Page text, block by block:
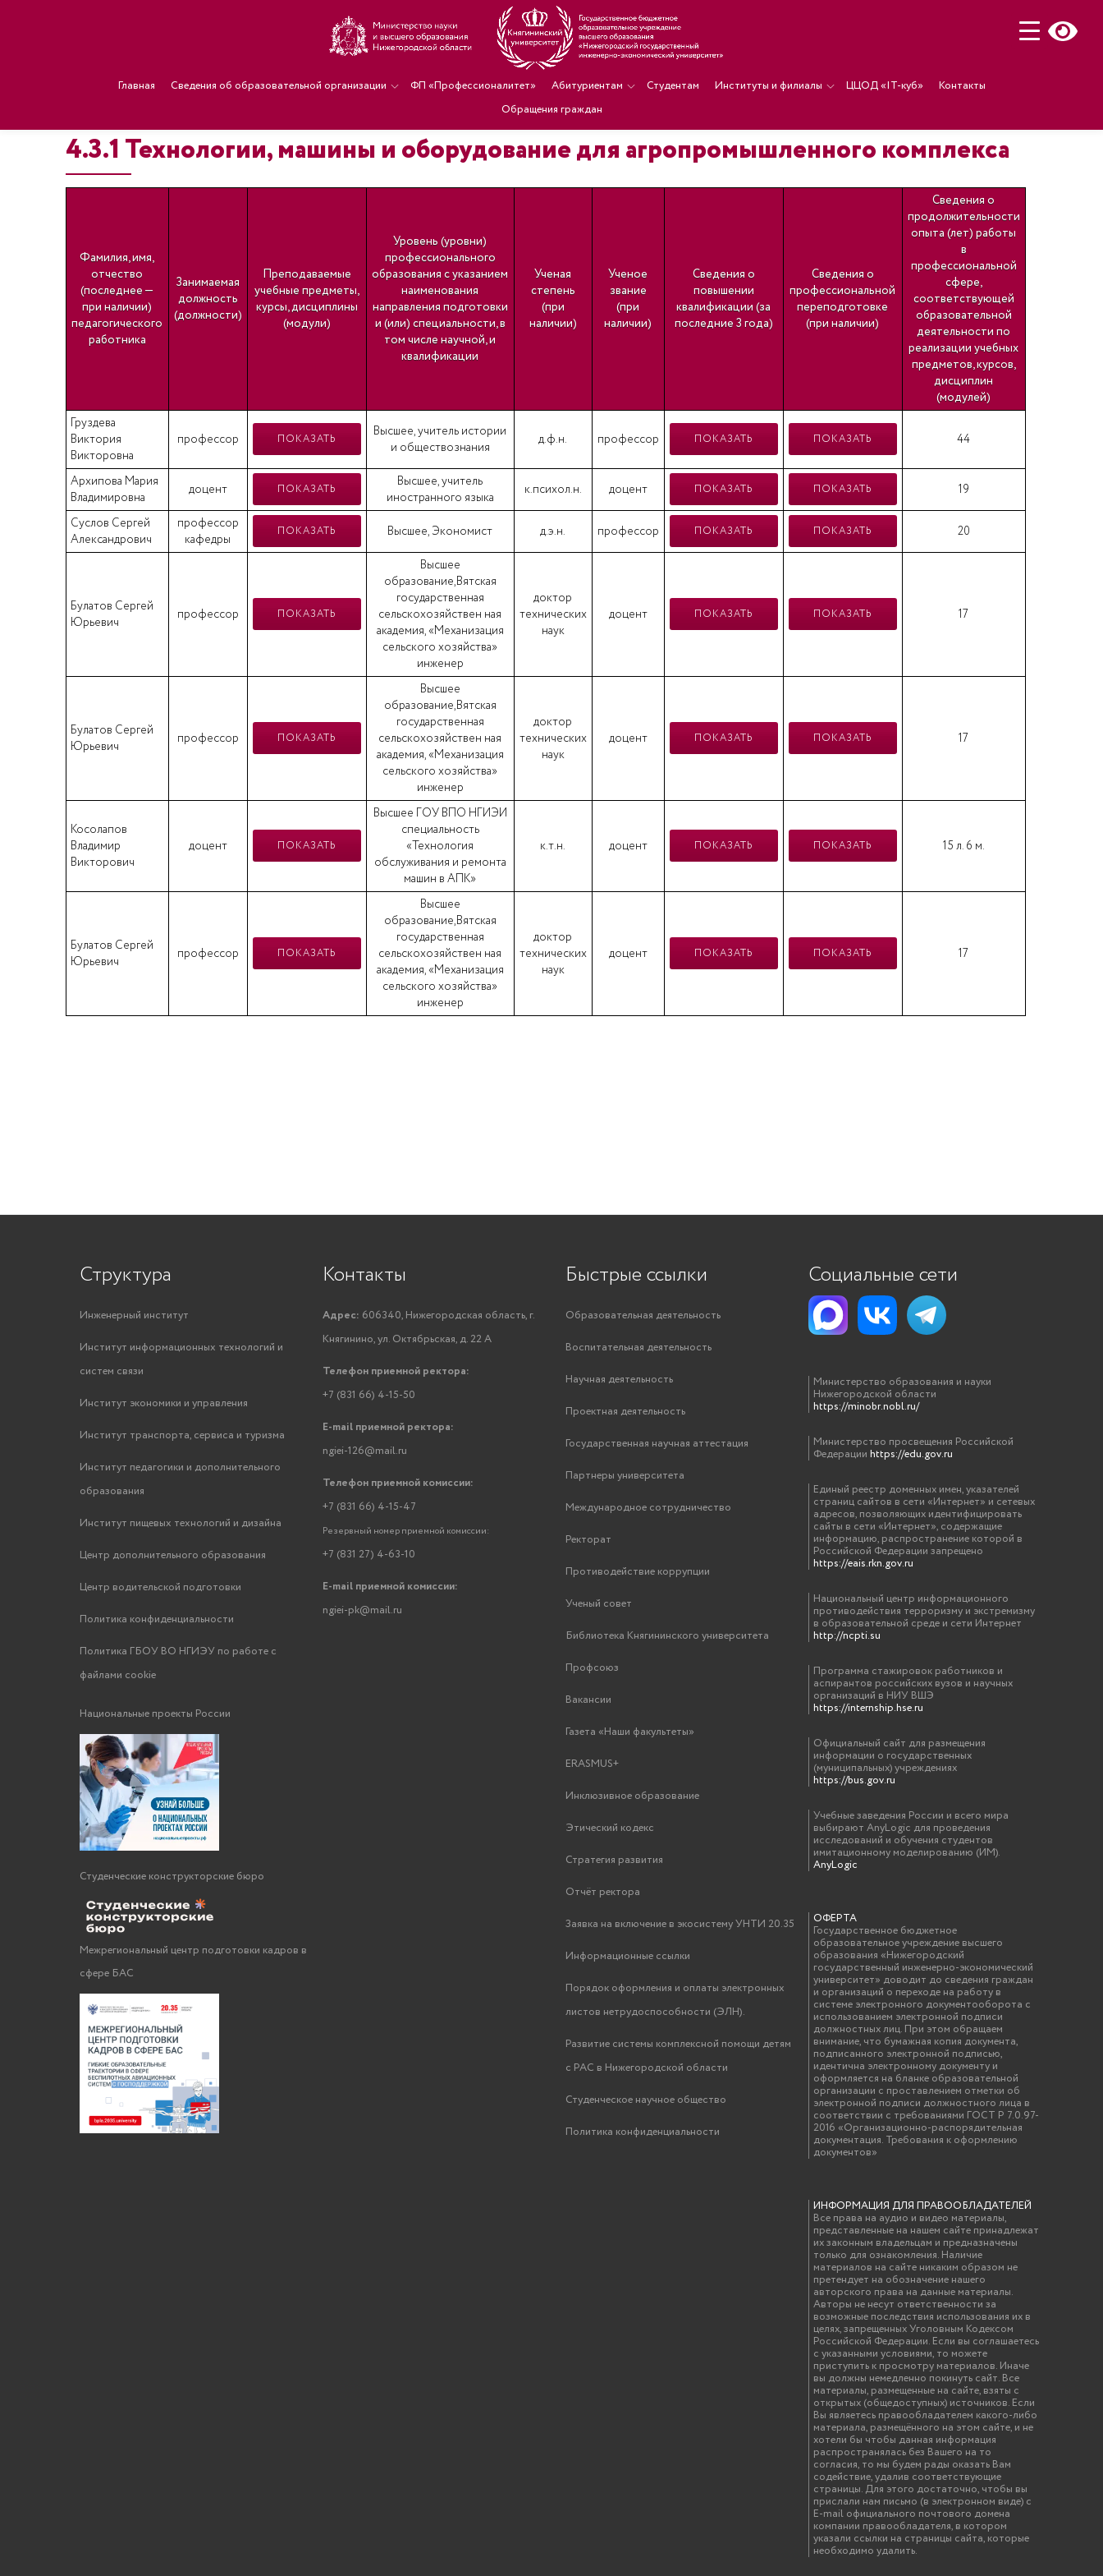
Главная Сведения об образовательной организации ФП «Профессионалитет» Абитуриентам Студентам Институты и филиалы ЦЦОД «IT-куб»
Контакты
Обращения граждан
4.3.1 Технологии, машины и оборудование для агропромышленного комплекса
Фамилия, имя,
отчество
(последнее —
при наличии)
педагогического
работника
Занимаемая
должность
(должности)
Преподаваемые
учебные предметы,
курсы, дисциплины
(модули)
Уровень (уровни)
профессионального
образования с указанием
наименования
направления подготовки
и (или) специальности, в
том числе научной, и
квалификации
Ученая
степень
(при
наличии)
Ученое
звание
(при
наличии)
Сведения о
повышении
квалификации (за
последние 3 года)
Сведения о
профессиональной
переподготовке
(при наличии)
Сведения о
продолжительности
опыта (лет) работы
в
профессиональной
сфере,
соответствующей
образовательной
деятельности по
реализации учебных
предметов, курсов,
дисциплин
(модулей)
Груздева
Виктория
Викторовна
профессор ПОКАЗАТЬ
Высшее, учитель истории
и обществознания
д.ф.н. профессор ПОКАЗАТЬ ПОКАЗАТЬ 44
Архипова Мария
Владимировна
доцент ПОКАЗАТЬ
Высшее, учитель
иностранного языка
к.психол.н. доцент ПОКАЗАТЬ ПОКАЗАТЬ 19
Суслов Сергей
Александрович
профессор
кафедры
ПОКАЗАТЬ Высшее, Экономист д.э.н. профессор ПОКАЗАТЬ ПОКАЗАТЬ 20
Булатов Сергей
Юрьевич
профессор ПОКАЗАТЬ
Высшее
образование,Вятская
государственная
сельскохозяйствен ная
академия, «Механизация
сельского хозяйства»
инженер
доктор
технических
наук
доцент ПОКАЗАТЬ ПОКАЗАТЬ 17
Булатов Сергей
Юрьевич
профессор ПОКАЗАТЬ
Высшее
образование,Вятская
государственная
сельскохозяйствен ная
академия, «Механизация
сельского хозяйства»
инженер
доктор
технических
наук
доцент ПОКАЗАТЬ ПОКАЗАТЬ 17
Косолапов
Владимир
Викторович
доцент ПОКАЗАТЬ
Высшее ГОУ ВПО НГИЭИ
специальность
«Технология
обслуживания и ремонта
машин в АПК»
к.т.н. доцент ПОКАЗАТЬ ПОКАЗАТЬ 15 л. 6 м.
Булатов Сергей
Юрьевич
профессор ПОКАЗАТЬ
Высшее
образование,Вятская
государственная
сельскохозяйствен ная
академия, «Механизация
сельского хозяйства»
инженер
доктор
технических
наук
доцент ПОКАЗАТЬ ПОКАЗАТЬ 17
Структура
Инженерный институт
Институт информационных технологий и
систем связи
Институт экономики и управления
Институт транспорта, сервиса и туризма
Институт педагогики и дополнительного
образования
Институт пищевых технологий и дизайна
Центр дополнительного образования
Центр водительской подготовки
Политика конфиденциальности
Политика ГБОУ ВО НГИЭУ по работе с
файлами cookie
Национальные проекты России
Студенческие конструкторские бюро
Межрегиональный центр подготовки кадров в
сфере БАС
Контакты
Адрес: 606340, Нижегородская область, г.
Княгинино, ул. Октябрьская, д. 22 А
Телефон приемной ректора:
+7 (831 66) 4-15-50
E-mail приемной ректора:
ngiei-126@mail.ru
Телефон приемной комиссии:
+7 (831 66) 4-15-47
Резервный номер приемной комиссии:
+7 (831 27) 4-63-10
E-mail приемной комиссии:
ngiei-pk@mail.ru
Быстрые ссылки
Образовательная деятельность
Воспитательная деятельность
Научная деятельность
Проектная деятельность
Государственная научная аттестация
Партнеры университета
Международное сотрудничество
Ректорат
Противодействие коррупции
Ученый совет
Библиотека Княгининского университета
Профсоюз
Вакансии
Газета «Наши факультеты»
ERASMUS+
Инклюзивное образование
Этический кодекс
Стратегия развития
Отчёт ректора
Заявка на включение в экосистему УНТИ 20.35
Информационные ссылки
Порядок оформления и оплаты электронных
листов нетрудоспособности (ЭЛН).
Развитие системы комплексной помощи детям
с РАС в Нижегородской области
Студенческое научное общество
Политика конфиденциальности
Социальные сети
Министерство образования и науки
Нижегородской области
https://minobr.nobl.ru/
Министерство просвещения Российской
Федерации https://edu.gov.ru
Единый реестр доменных имен, указателей
страниц сайтов в сети «Интернет» и сетевых
адресов, позволяющих идентифицировать
сайты в сети «Интернет», содержащие
информацию, распространение которой в
Российской Федерации запрещено
https://eais.rkn.gov.ru
Национальный центр информационного
противодействия терроризму и экстремизму
в образовательной среде и сети Интернет
http://ncpti.su
Программа стажировок работников и
аспирантов российских вузов и научных
организаций в НИУ ВШЭ
https://internship.hse.ru
Официальный сайт для размещения
информации о государственных
(муниципальных) учреждениях
https://bus.gov.ru
Учебные заведения России и всего мира
выбирают AnyLogic для проведения
исследований и обучения студентов
имитационному моделированию (ИМ).
AnyLogic
ОФЕРТА
Государственное бюджетное
образовательное учреждение высшего
образования «Нижегородский
государственный инженерно-экономический
университет» доводит до сведения граждан
и организаций о переходе на работу в
системе электронного документооборота с
использованием электронной подписи
должностных лиц. При этом обращаем
внимание, что бумажная копия документа,
подписанного электронной подписью,
идентична электронному документу и
оформляется на бланке образовательной
организации с проставлением отметки об
электронной подписи должностного лица в
соответствии с требованиями ГОСТ Р 7.0.97-
2016 «Организационно-распорядительная
документация. Требования к оформлению
документов»
ИНФОРМАЦИЯ ДЛЯ ПРАВООБЛАДАТЕЛЕЙ
Все права на аудио и видео материалы,
представленные на нашем сайте принадлежат
их законным владельцам и предназначены
только для ознакомления. Наличие
материалов на сайте никаким образом не
претендует на обозначение нашего
авторского права на данные материалы.
Авторы не несут ответственности за
возможные последствия использования их в
целях, запрещенных Уголовным Кодексом
Российской Федерации. Если вы соглашаетесь
с указанными условиями, то можете
приступить к просмотру материалов. Иначе
вы должны немедленно покинуть сайт. Все
материалы, размещенные на сайте, взяты с
открытых (общедоступных) источников. Если
Вы являетесь правообладателем какого-либо
материала, размещённого на этом сайте, и не
хотели бы чтобы данная информация
распространялась без Вашего на то
согласия, то мы будем рады оказать Вам
содействие, удалив соответствующие
страницы. Для этого достаточно, чтобы вы
прислали нам письмо (в электронном виде) с
E-mail официального почтового домена
компании правообладателя, в котором
указали ссылки на страницы сайта, которые
необходимо удалить.